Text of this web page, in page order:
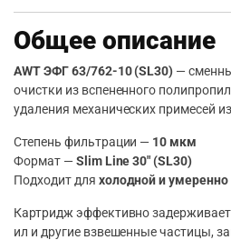
Общее описание
AWT ЭФГ 63/762-10 (SL30) —
очистки из вспененного
удаления механических примесей
Степень фильтрации — 10 мкм
Формат —Slim Line 30″ (SL30)
Подходит для холодной и
Картридж эффективно
ил и другие взвешенные частицы,